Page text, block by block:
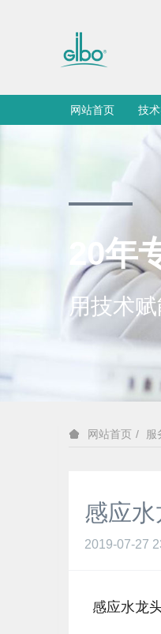
网站首页 技
20年
用技术
网站首页 服
感应
2019-07-27
感应水龙